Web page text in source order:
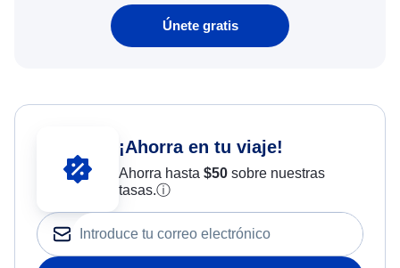
Únete gratis
¡Ahorra en tu viaje!
Ahorra hasta $50sobre nuestras
tasas.ⓘ